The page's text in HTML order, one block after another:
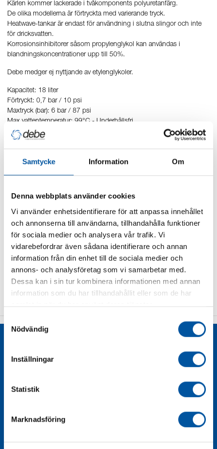
Samtycke Information Om
Denna webbplats använder cookies
Vi använder enhetsidentifierare för att anpassa innehållet
och annonserna till användarna, tillhandahålla funktioner
för sociala medier och analysera vår trafik. Vi
vidarebefordrar även sådana identifierare och annan
information från din enhet till de sociala medier och
annons- och analysföretag som vi samarbetar med.
Dessa kan i sin tur kombinera informationen med annan
information som du har tillhandahållit eller som de har
samlat in när du har använt deras tjänster.
Nödvändig
Inställningar
Statistik
Marknadsföring
Kärlen kommer lackerade i tvåkomponents polyuretanfärg.
De olika modellerna är förtryckta med varierande tryck.
Heatwave-tankar är endast för användning i slutna slingor och inte
för dricksvatten.
Korrosionsinhibitorer såsom propylenglykol kan användas i
blandningskoncentrationer upp till 50%.
Debe medger ej nyttjande av etylenglykoler.
Kapacitet: 18 liter
Förtryckt: 0,7 bar / 10 psi
Maxtryck (bar): 6 bar / 87 psi
Max vattentemperatur: 99°C - Underhållsfri
Produkter inom Expansionskärl
Heatwave 18 L Komplett
Art.nr Benämning
Pris exkl.